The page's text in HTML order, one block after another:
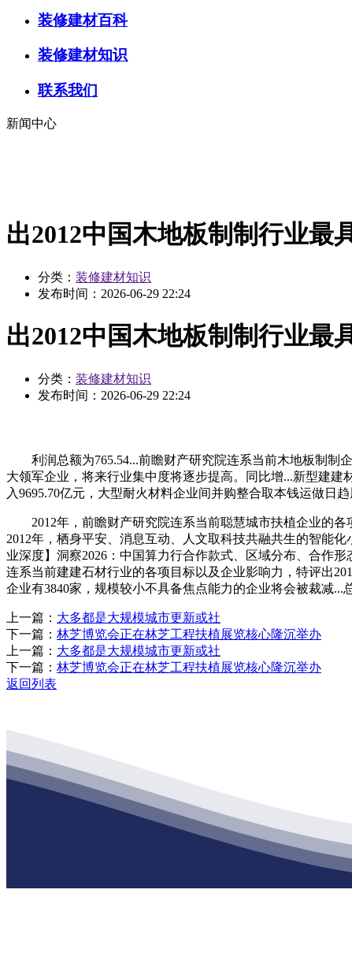
装修建材百科
装修建材知识
联系我们
新闻中心
出2012中国木地板制制行业最
分类： 装修建材知识
发布时间： 2026-06-29 22:24
出2012中国木地板制制行业最
分类： 装修建材知识
发布时间： 2026-06-29 22:24
利润总额为765.54...前瞻财产研究院连系当前木地板制制
大领军企业，将来行业集中度将逐步提高。同比增...新型建
入9695.70亿元，大型耐火材料企业间并购整合取本钱运做日
2012年，前瞻财产研究院连系当前聪慧城市扶植企业的各
2012年，栖身平安、消息互动、人文取科技共融共生的智能
业深度】洞察2026：中国算力行合作款式、区域分布、合作
连系当前建建石材行业的各项目标以及企业影响力，特评出
企业有3840家，规模较小不具备焦点能力的企业将会被裁减...
上一篇： 大多都是大规模城市更新或社
下一篇： 林芝博览会正在林芝工程扶植展览核心隆沉举办
上一篇： 大多都是大规模城市更新或社
下一篇： 林芝博览会正在林芝工程扶植展览核心隆沉举办
返回列表